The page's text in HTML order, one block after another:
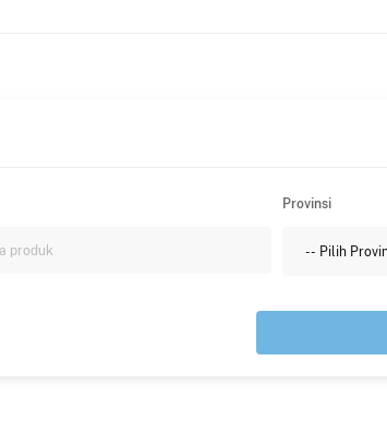
Provinsi